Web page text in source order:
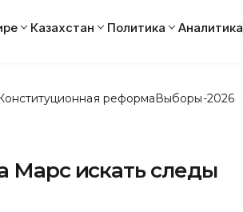
Казахстан Политика Аналитика
реформаВыборы-2026
Марс искать следы